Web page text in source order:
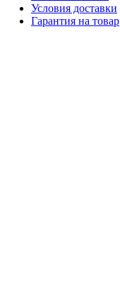
Условия доставки
Гарантия на товар